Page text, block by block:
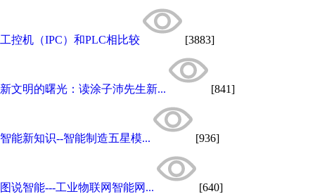
工控机（IPC）和PLC相比较 [3883]
新文明的曙光：读涂子沛先生新... [841]
智能新知识--智能制造五星模... [936]
图说智能---工业物联网智能网... [640]